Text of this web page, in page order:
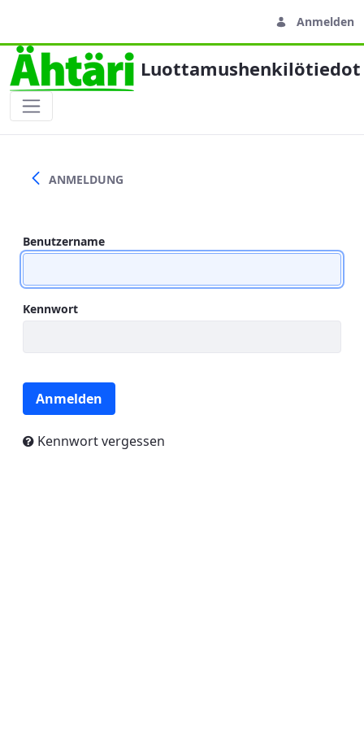
Anmelden
Luottamushenkilötiedot
Sisäänkirjautuminen
ANMELDUNG
Benutzername
Kennwort
Anmelden
Kennwort vergessen